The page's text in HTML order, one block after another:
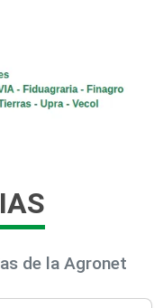
de la Agronet